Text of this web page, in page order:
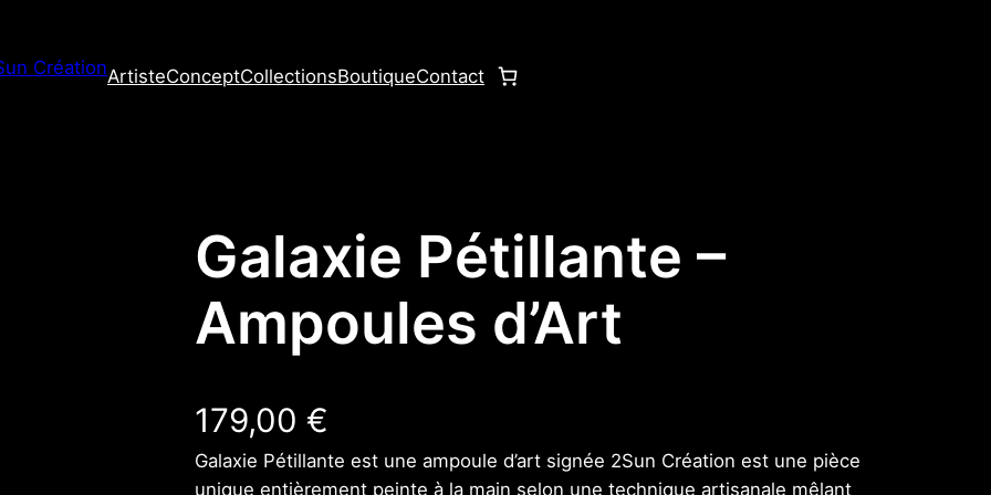
ArtisteConceptCollectionsBoutiqueContact
Galaxie Pétillante –
Ampoules d’Art
179,00 €
Galaxie Pétillante est une ampoule d’art signée 2Sun Création est une pièce
unique entièrement peinte à la main selon une technique artisanale mêlant